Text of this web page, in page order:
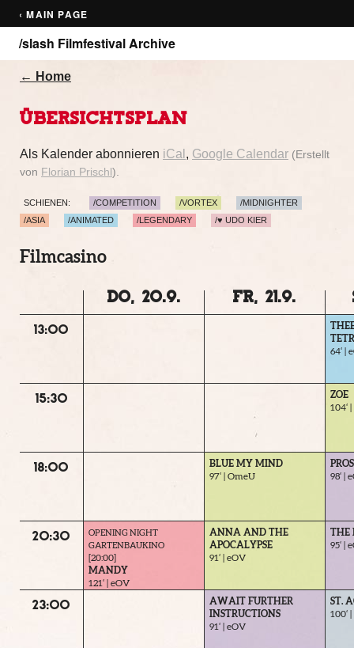
‹ MAIN PAGE
/slash Filmfestival Archive
← Home
ÜBERSICHTSPLAN
Als Kalender abonnieren iCal , Google Calendar (Erstellt
von Florian Prischl).
SCHIENEN: /COMPETITION /VORTEX
/MIDNIGHTER
/ASIA
/ANIMATED /LEGENDARY /♥ UDO KIER
Filmcasino
DO, 20.9. FR, 21.9.
13:00
64‘ |
15:30
ZOE
104‘
18:00
BLUE MY MIND
97‘ | OmeU
98‘ |
20:30
OPENING NIGHT
GARTENBAUKINO
[20:00]
MANDY
121‘ | eOV
ANNA AND THE
APOCALYPSE
91‘ | eOV
THE
95‘ |
23:00
AWAIT FURTHER
INSTRUCTIONS
91‘ | eOV
ST.
100‘